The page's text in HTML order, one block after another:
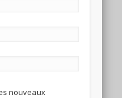
nouveaux